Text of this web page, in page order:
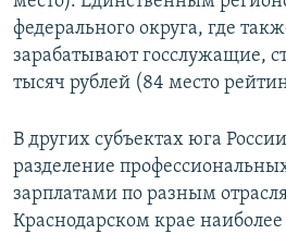
федерального округа, где
зарабатывают госслужащие,
тысяч рублей (84 место
В других субъектах юга
разделение
зарплатами по разным
Краснодарском крае